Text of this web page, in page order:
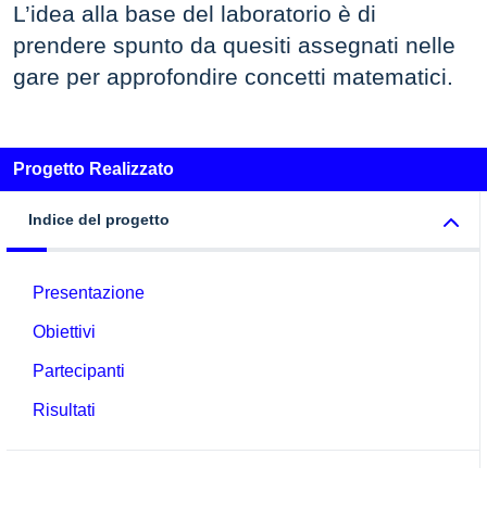
L’idea alla base del laboratorio è di
prendere spunto da quesiti assegnati nelle
gare per approfondire concetti matematici.
Progetto Realizzato
Indice del progetto
Presentazione
Obiettivi
Partecipanti
Risultati